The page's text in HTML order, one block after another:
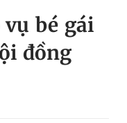
bé gái
đồng